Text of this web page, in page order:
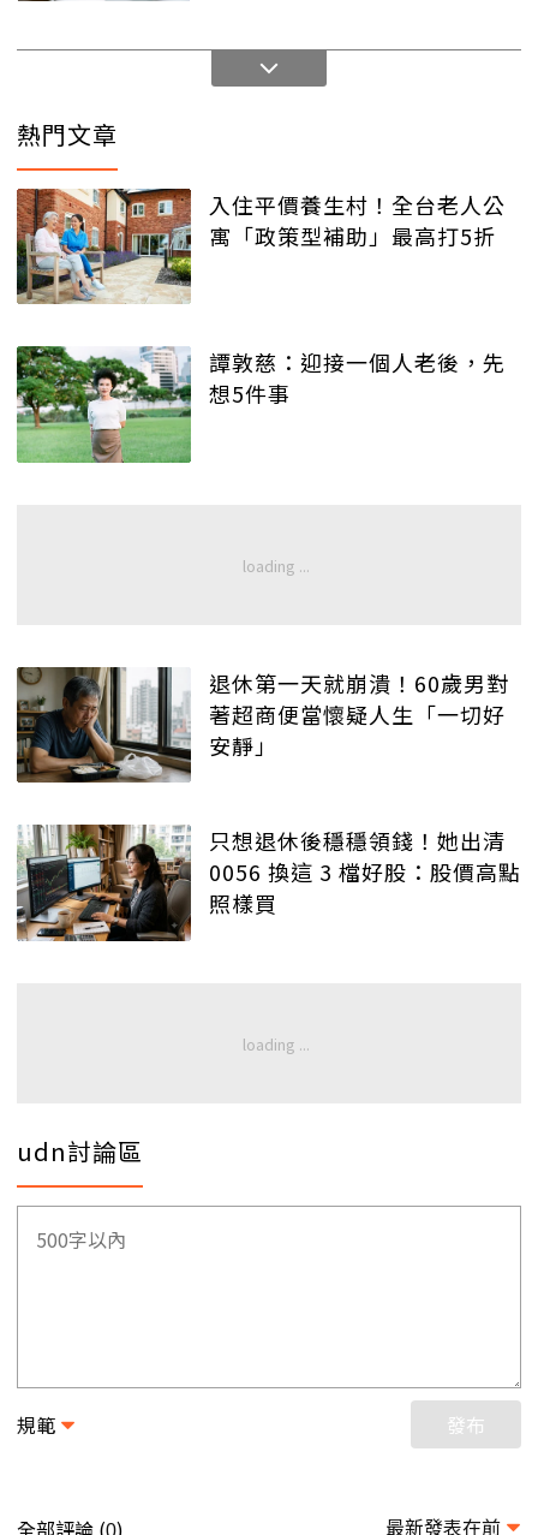
熱門文章
入住平價養生村！全台老人公
寓「政策型補助」最高打5折
譚敦慈：迎接一個人老後，先
想5件事
退休第一天就崩潰！60歲男對
著超商便當懷疑人生「一切好
安靜」
只想退休後穩穩領錢！她出清
0056 換這 3 檔好股：股價高點
照樣買
udn討論區
規範 發布
全部評論 ( ) 最新發表在前